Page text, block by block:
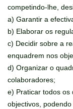
competindo-lhe,
a) Garantir a
b) Elaborar os
c) Decidir sobre a
enquadrem nos
d) Organizar o
colaboradores;
e) Praticar todos os
objectivos,